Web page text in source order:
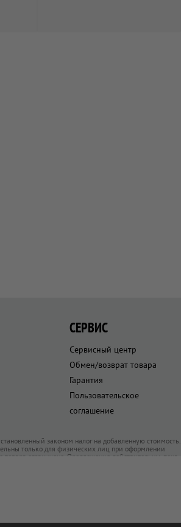
СЕРВИС
Сервисный центр
Обмен/возврат товара
Гарантия
Пользовательское
соглашение
законом налог на добавленную стоимость.
только для физических лиц при оформлении
товара ограничено. Предложения действительны, пока